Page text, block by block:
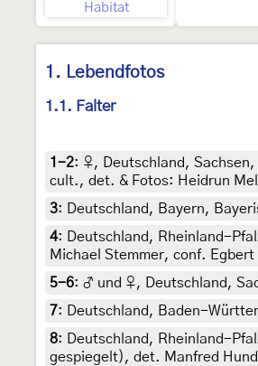
Habitat
1. Lebendfotos
1.1. Falter
1-2: ♀, Deutschland,
cult., det. & Fotos: Heidrun
3:
Deutschland, Bayern,
4:
Deutschland, Rheinland-
Michael Stemmer, conf. Egbert
5-6: ♂ und ♀, Deutschland,
7: Deutschland, Baden-
8:
Deutschland, Rheinland-
gespiegelt), det. Manfred